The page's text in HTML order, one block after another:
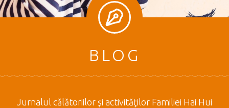
BLOG
Jurnalul călătoriilor şi activităţilor Familiei Hai Hui